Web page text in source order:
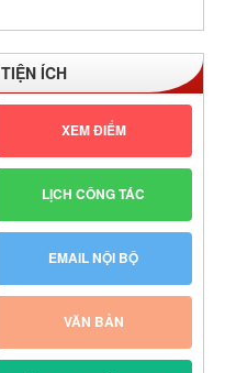
TIỆN ÍCH
XEM ĐIỂM
LỊCH CÔNG TÁC
EMAIL NỘI BỘ
VĂN BẢN